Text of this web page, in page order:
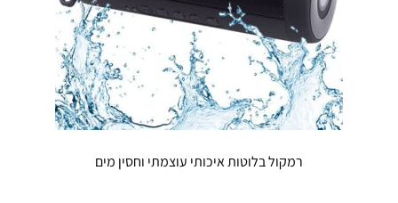
רמקול בלוטות איכותי עוצמתי וחסין מים